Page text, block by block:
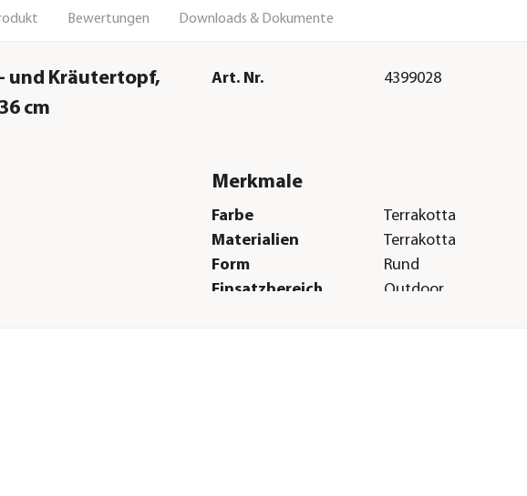
Bewertungen Downloads & Dokumente
und Kräutertopf,
cm
Art. Nr. 4399028
Merkmale
Farbe
Terrakotta
Materialien
Terrakotta
Form
Rund
Einsatzbereich
Outdoor